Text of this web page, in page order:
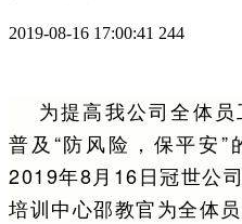
2019-08-16 17:00:41 244
为提高我公司全体
普及“防风险，保平安”
2019年8月16日冠世公
培训中心邵教官为全体